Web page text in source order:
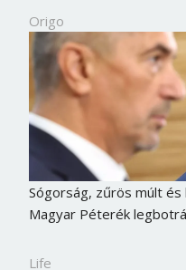
Origo
Sógorság, zűrös múlt
Magyar Péterék
Life